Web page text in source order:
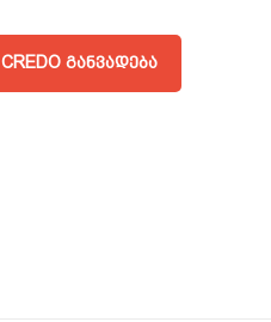
CREDO ᲒᲐᲜᲕᲐᲓᲔᲑᲐ